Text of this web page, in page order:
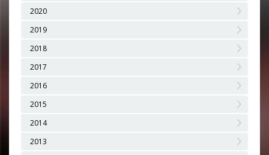
2020
2019
2018
2017
2016
2015
2014
2013